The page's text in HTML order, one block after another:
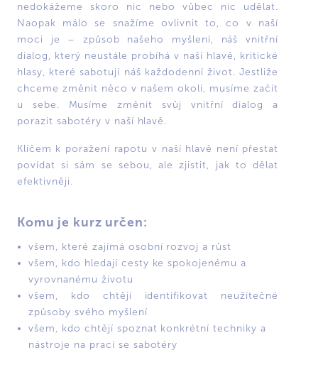
nedokážeme skoro nic nebo vůbec nic udělat.
Naopak málo se snažíme ovlivnit to, co v naší
moci je – způsob našeho myšlení, náš vnitřní
dialog, který neustále probíhá v naší hlavě, kritické
hlasy, které sabotují náš každodenní život. Jestliže
chceme změnit něco v našem okolí, musíme začít
u sebe. Musíme změnit svůj vnitřní dialog a
porazit sabotéry v naší hlavě.
Klíčem k poražení rapotu v naší hlavě není přestat
povídat si sám se sebou, ale zjistit, jak to dělat
efektivněji.
Komu je kurz určen:
všem, které zajímá osobní rozvoj a růst
všem, kdo hledají cesty ke spokojenému a
vyrovnanému životu
všem, kdo chtějí identifikovat neužitečné
způsoby svého myšlení
všem, kdo chtějí spoznat konkrétní techniky a
nástroje na prací se sabotéry